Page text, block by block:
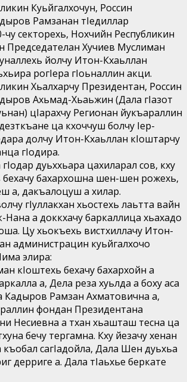
Куьйгалхочун, Россин
Рамзанан тIедиллар
секторехь, Нохчийн Республикин
Председателан Хучиев Муслиман
йолчу Итон-Кхаьллан
рогIера гIоьналлин акци.
Хьалхарчу Президентан, Россин
Ахьмад-Хьаьжин (Дала гIазот
цIарахчу Регионан йукъараллин
ца кхоччуш болчу Iер-
долчу Итон-Кхаьллан кIоштарчу
гIодира.
дуьххьара цахиларал сов, кху
бахархошна шен-шен рожехь,
а, дакъалоцуш а хилар.
гIуллакхан хьостехь лаьтта вайн
а доккхачу баркаллица хьахадо
Цу хьокъехь вистхиллачу Итон-
администрацин куьйгалхочо
элира:
кIоштехь бехачу бахархойн а
а, Дела реза хуьлда а боху аса
Рамзан Ахматовична а,
фондан Президентана
Несиевна а тхан хьашташ тесна ца
бечу тергамна. Кху йезачу хенан
сагIадойла, Дала Шен дуьхьа
дерриге а. Дала тIаьхье беркате